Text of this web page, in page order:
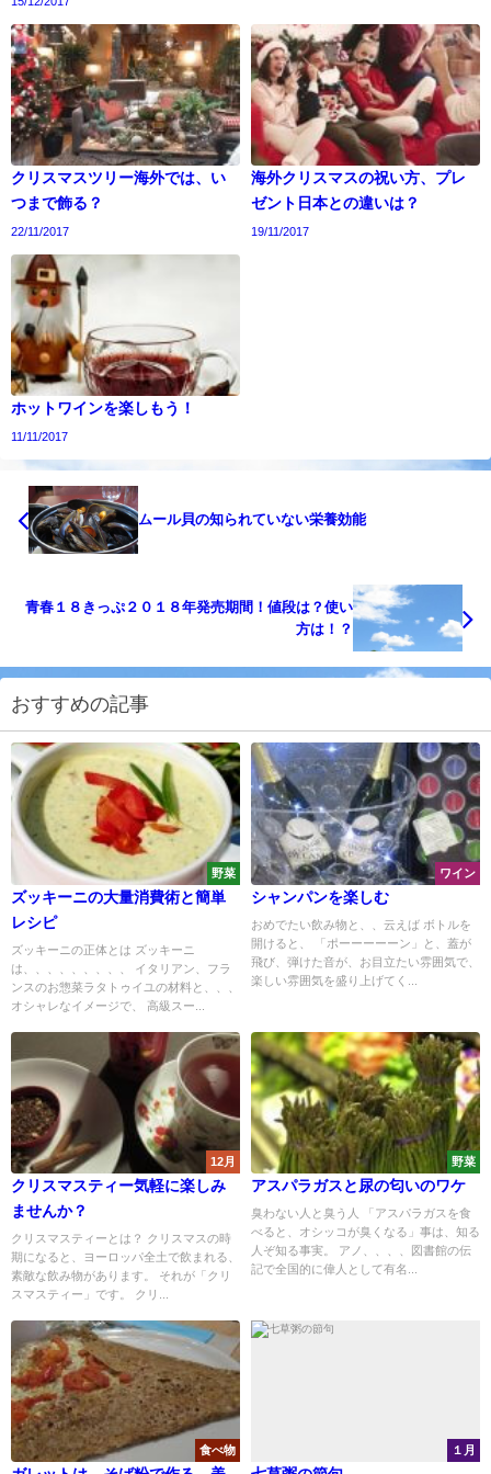
クリスマスツリー海外では、い
つまで飾る？
22/11/2017
海外クリスマスの祝い方、プレ
ゼント日本との違いは？
19/11/2017
ホットワインを楽しもう！
11/11/2017
ムール貝の知られていない栄養効能
青春１８きっぷ２０１８年発売期間！値段は？使い
方は！？
おすすめの記事
野菜
ズッキーニの大量消費術と簡単
レシピ
ズッキーニの正体とは ズッキーニ
は、、、、、、、、、 イタリアン、フラ
ンスのお惣菜ラタトゥイユの材料と、、、
オシャレなイメージで、 高級スー...
ワイン
シャンパンを楽しむ
おめでたい飲み物と、、云えば ボトルを
開けると、 「ポーーーーーン」と、蓋が
飛び、弾けた音が、お目立たい雰囲気で、
楽しい雰囲気を盛り上げてく...
12月
クリスマスティー気軽に楽しみ
ませんか？
クリスマスティーとは？ クリスマスの時
期になると、ヨーロッパ全土で飲まれる、
素敵な飲み物があります。 それが「クリ
スマスティー」です。 クリ...
野菜
アスパラガスと尿の匂いのワケ
臭わない人と臭う人 「アスパラガスを食
べると、オシッコが臭くなる」事は、知る
人ぞ知る事実。 アノ、、、、図書館の伝
記で全国的に偉人として有名...
食べ物 １月